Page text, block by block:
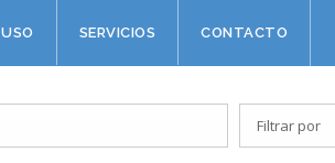
SERVICIOS CONTACTO